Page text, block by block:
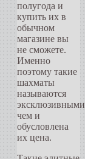
полугода и
купить их в
обычном
магазине вы
не сможете.
Именно
поэтому такие
шахматы
называются
чем и
обусловлена
их цена.